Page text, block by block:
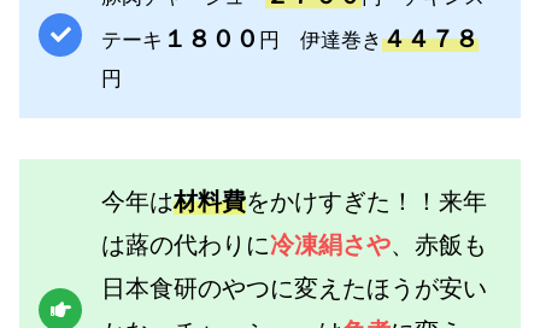
テーキ １８００ 円 伊達巻き４４７８
円
今年は材料費をかけすぎた！！来年
は蕗の代わりに冷凍絹さや、赤飯も
日本食研のやつに変えたほうが安い